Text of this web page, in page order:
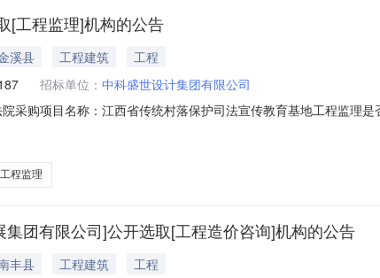
[工程监理]机构的公告
溪县 工程建筑
工程
招标单位： 中科盛世设计集团有限公司
采购项目名称：江西省传统村落保护司法宣传教育基地工程监理
作日）签订合同时间：15（个工作日）合同备案时间：5（个工作
司,
程监理
团有限公司]公开选取[工程造价咨询]机构的公告
丰县 工程建筑
工程